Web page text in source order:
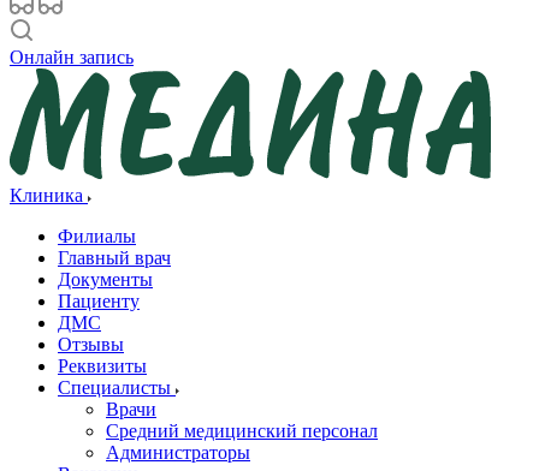
Онлайн запись
Клиника
Филиалы
Главный врач
Документы
Пациенту
ДМС
Отзывы
Реквизиты
Специалисты
Врачи
Средний медицинский персонал
Администраторы